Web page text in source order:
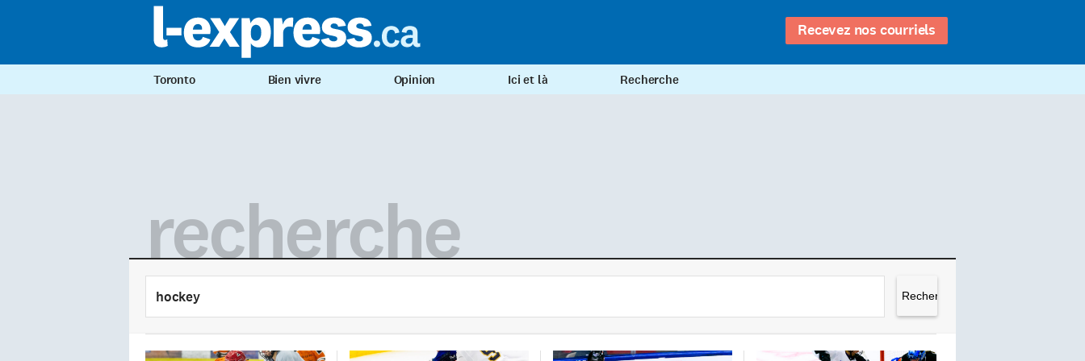
Recevez nos courriels
Toronto Bien vivre Opinion Ici et là Recherche
recherche